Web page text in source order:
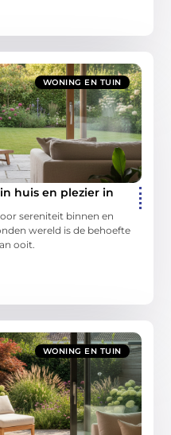
WONING EN TUIN
huis en plezier in
sereniteit binnen en
wereld is de behoefte
ooit.
WONING EN TUIN